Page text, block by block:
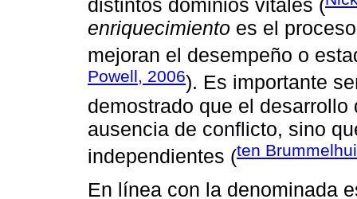
distintos dominios vitales (
enriquecimiento es el
mejoran el desempeño o
Powell, 2006). Es importante
demostrado que el
ausencia de conflicto, sino
independientes (ten
En línea con la denominada